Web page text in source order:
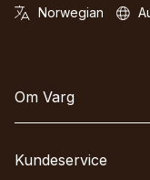
Om Varg
Kundeservice